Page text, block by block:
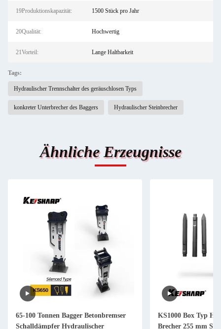
19Produktionskapazität: 1500 Stück pro Jahr
20Qualität: Hochwertig
21Vorteil: Lange Haltbarkeit
Tags:
Hydraulischer Trennschalter des geräuschlosen Typs
konkreter Unterbrecher des Baggers Hydraulischer Steinbrecher
Ähnliche Erzeugnisse
65-100 Tonnen Bagger Betonbremser
Schalldämpfer Hydraulischer
KS1000 Box Typ
Brecher 255 mm